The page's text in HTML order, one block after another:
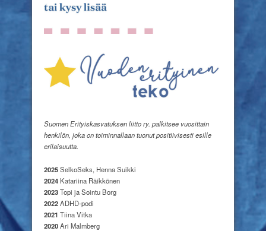
Suomen Erityiskasvatuksen liitto ry. palkitsee vuosittain
henkilön, joka on toiminnallaan tuonut positiivisesti esille
erilaisuutta.
2025SelkoSeks, Henna Suikki
2024 Katariina Räikkönen
2023Topi ja Sointu Borg
2022ADHD-podi
2021 Tiina Vitka
2020Ari Malmberg